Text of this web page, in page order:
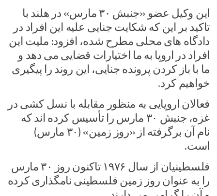
این وکیل عضو «جنبش ۳۰ مارس» در هلند با
تاکید بر این که شکایت جنایی علیه این افراد در
دادگاه های محلی مطرح شده، افزود: ملیت این
افراد در اروپا به ما اختیارات قضایی می دهد و
ما با باز کردن پرونده جنایی، این روند را پیگیری
خواهیم کرد.
فعالان اروپایی به منظور مقابله با نسل کشی در
غزه، جنبش ۳۰ مارس را تأسیس کرده اند که
نام آن برگرفته از «روز زمین» (۳۰ مارس)
است.
فلسطینیان از سال ۱۹۷۶ تاکنون روز ۳۰ مارس
را به عنوان روز زمین فلسطینی نامگذاری کرده